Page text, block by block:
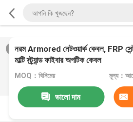
/0
নরম Armored নেটওয়ার্ক কেবল, FRP
মাল্টি স্ট্র্যান্ড ফাইবার অপটিক কেবল
MOQ：বিনিমেয় মূল্য：
ভালো দাম
পণ্যের বর্ণনা